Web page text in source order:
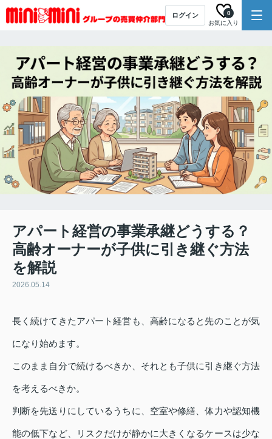
ログイン
お気に入り
0
アパート経営の事業承継どうする？
高齢オーナーが子供に引き継ぐ方法
を解説
2026.05.14
長く続けてきたアパート経営も、高齢になると先のことが気
になり始めます。
このまま自分で続けるべきか、それとも子供に引き継ぐ方法
を考えるべきか。
判断を先送りにしているうちに、空室や修繕、体力や認知機
能の低下など、リスクだけが静かに大きくなるケースは少な